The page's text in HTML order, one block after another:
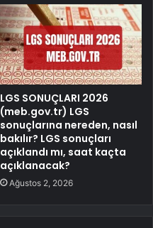
LGS SONUÇLARI 2026
(meb.gov.tr) LGS
sonuçlarına nereden, nasıl
bakılır? LGS sonuçları
açıklandı mı, saat kaçta
açıklanacak?
Ağustos 2, 2026